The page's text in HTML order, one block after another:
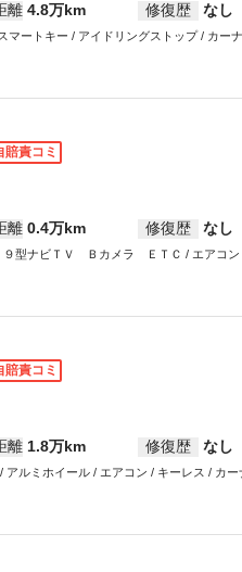
離 4.8万km 修復歴 なし
マートキー / アイドリングストップ / カー
賠責コミ
離 0.4万km 修復歴 なし
ナビＴＶ Ｂカメラ ＥＴＣ / エアコン /
賠責コミ
離 1.8万km 修復歴 なし
ルミホイール / エアコン / キーレス / カ